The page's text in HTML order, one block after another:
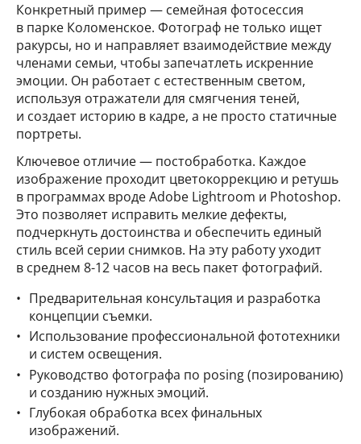
Конкретный пример — семейная фотосессия
в парке Коломенское. Фотограф не только ищет
ракурсы, но и направляет взаимодействие между
членами семьи, чтобы запечатлеть искренние
эмоции. Он работает с естественным светом,
используя отражатели для смягчения теней,
и создает историю в кадре, а не просто статичные
портреты.
Ключевое отличие — постобработка. Каждое
изображение проходит цветокоррекцию и ретушь
в программах вроде Adobe Lightroom и Photoshop.
Это позволяет исправить мелкие дефекты,
подчеркнуть достоинства и обеспечить единый
стиль всей серии снимков. На эту работу уходит
в среднем 8-12 часов на весь пакет фотографий.
Предварительная консультация и разработка
концепции съемки.
Использование профессиональной фототехники
и систем освещения.
Руководство фотографа по posing (позированию)
и созданию нужных эмоций.
Глубокая обработка всех финальных
изображений.